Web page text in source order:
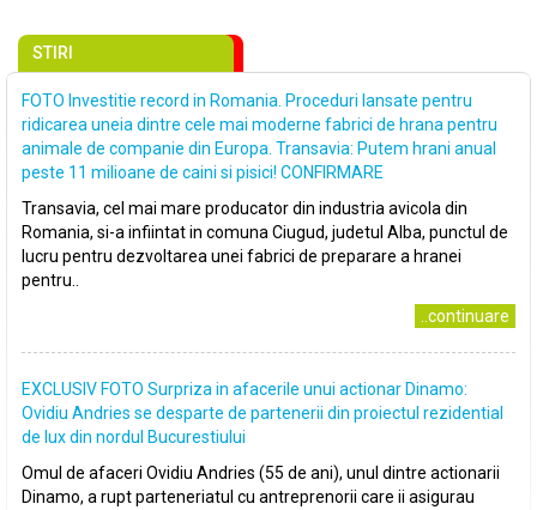
STIRI
FOTO Investitie record in Romania. Proceduri lansate pentru
ridicarea uneia dintre cele mai moderne fabrici de hrana pentru
animale de companie din Europa. Transavia: Putem hrani anual
peste 11 milioane de caini si pisici! CONFIRMARE
Transavia, cel mai mare producator din industria avicola din
Romania, si-a infiintat in comuna Ciugud, judetul Alba, punctul de
lucru pentru dezvoltarea unei fabrici de preparare a hranei
pentru..
..continuare
EXCLUSIV FOTO Surpriza in afacerile unui actionar Dinamo:
Ovidiu Andries se desparte de partenerii din proiectul rezidential
de lux din nordul Bucurestiului
Omul de afaceri Ovidiu Andries (55 de ani), unul dintre actionarii
Dinamo, a rupt parteneriatul cu antreprenorii care ii asigurau